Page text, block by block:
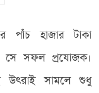
পাঁচ হাজার টাকা
সে সফল প্রযোজক।
উৎরাই সামলে শুধু